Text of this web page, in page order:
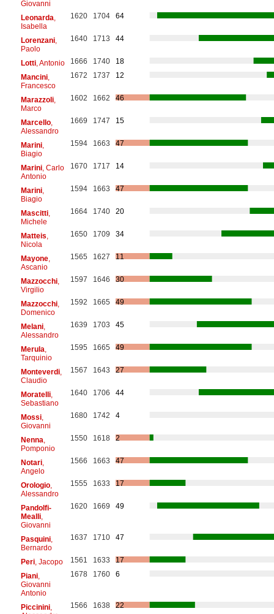
Giovanni
Leonarda
Isabella
1620 1704 64
Lorenzani,
Paolo
1640 1713 44
Lotti, Antonio 1666 1740
18
Mancini,
Francesco
1672 1737 12
Marazzoli,
Marco
1602 1662 46
Marcello,
Alessandro
1669 1747 15
Marini,
Biagio
1594 1663 47
Marini, Carlo
Antonio
1670 1717 14
Marini,
Biagio
1594 1663 47
Mascitti,
Michele
1664 1740 20
Matteis
Nicola
1650 1709 34
Mayone,
Ascanio
1565 1627 11
Mazzocchi,
Virgilio
1597 1646 30
Mazzocchi,
Domenico
1592 1665 49
Melani,
Alessandro
1639 1703 45
Merula
Tarquinio
1595 1665 49
Monteverdi,
Claudio
1567 1643 27
Moratelli,
Sebastiano
1640 1706 44
Mossi,
Giovanni
1680 1742 4
Nenna
Pomponio
1550 1618 2
Notari,
Angelo
1566 1663 47
Orologio,
Alessandro
1555 1633 17
Pandolfi-
Mealli,
Giovanni
1620 1669 49
Pasquini,
Bernardo
1637 1710 47
Peri, Jacopo 1561 1633
17
Piani,
Giovanni
Antonio
1678 1760 6
Piccinini,
1566 1638 22